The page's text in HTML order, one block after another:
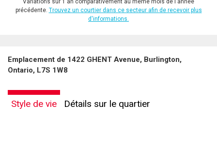
précédente. Trouvez un courtier dans ce secteur afin de recevoir plus
d'informations.
Emplacement de 1422 GHENT Avenue, Burlington,
Ontario, L7S 1W8
Style de vie Détails sur le quartier